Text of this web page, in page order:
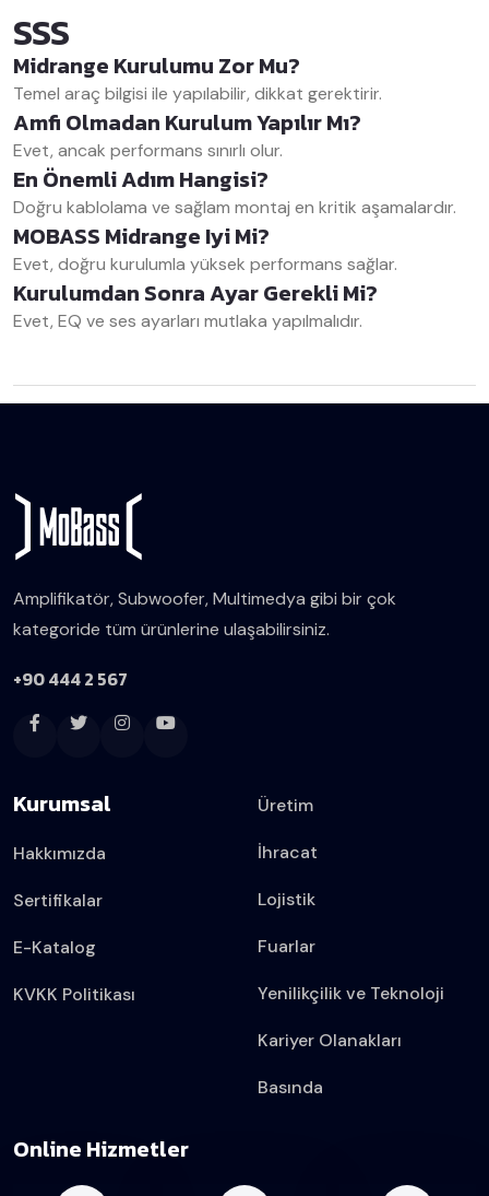
SSS
Midrange Kurulumu Zor Mu?
Temel araç bilgisi ile yapılabilir, dikkat gerektirir.
Amfi Olmadan Kurulum Yapılır Mı?
Evet, ancak performans sınırlı olur.
En Önemli Adım Hangisi?
Doğru kablolama ve sağlam montaj en kritik aşamalardır.
MOBASS Midrange Iyi Mi?
Evet, doğru kurulumla yüksek performans sağlar.
Kurulumdan Sonra Ayar Gerekli Mi?
Evet, EQ ve ses ayarları mutlaka yapılmalıdır.
Amplifikatör, Subwoofer, Multimedya gibi bir çok
kategoride tüm ürünlerine ulaşabilirsiniz.
+90 444 2 567
Kurumsal
Hakkımızda
Sertifikalar
E-Katalog
KVKK Politikası
Üretim
İhracat
Lojistik
Fuarlar
Yenilikçilik ve Teknoloji
Kariyer Olanakları
Basında
Online Hizmetler